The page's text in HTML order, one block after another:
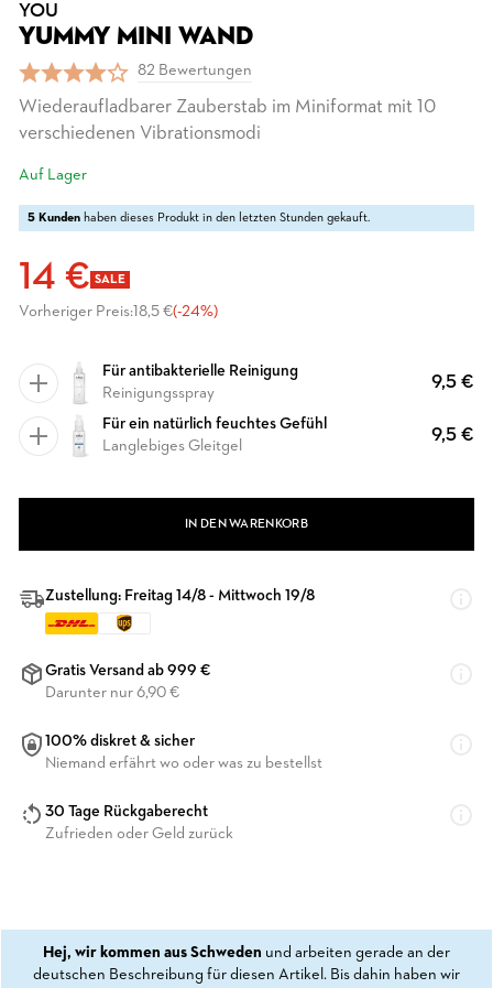
YOU
YUMMY MINI WAND
82 Bewertungen
Wiederaufladbarer Zauberstab im Miniformat mit 10
verschiedenen Vibrationsmodi
Auf Lager
5 Kunden haben dieses Produkt in den letzten Stunden gekauft.
14 € SALE
Vorheriger Preis:18,5 €(-24%)
Für antibakterielle Reinigung
Reinigungsspray
9,5 €
Für ein natürlich feuchtes Gefühl
Langlebiges Gleitgel
9,5 €
IN DEN WARENKORB
Zustellung: Freitag 14/8 - Mittwoch 19/8
Gratis Versand ab 999 €
Darunter nur 6,90 €
100% diskret & sicher
Niemand erfährt wo oder was zu bestellst
30 Tage Rückgaberecht
Zufrieden oder Geld zurück
Hej, wir kommen aus Schweden und arbeiten gerade an der
deutschen Beschreibung für diesen Artikel. Bis dahin haben wir